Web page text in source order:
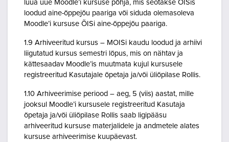
luua uue Moodle’i kursuse põhja, mis seotakse ÕISis
loodud aine-õppejõu paariga või siduda olemasoleva
Moodle’i kursuse ÕISi aine-õppejõu paariga.
1.9 Arhiveeritud kursus – MOISi kaudu loodud ja arhiivi
liigutatud kursus semestri lõpus, mis on nähtav ja
kättesaadav Moodle’is muutmata kujul kursusele
registreeritud Kasutajale õpetaja ja/või üliõpilase Rollis.
1.10 Arhiveerimise periood – aeg, 5 (viis) aastat, mille
jooksul Moodle’i kursusele registreeritud Kasutaja
õpetaja ja/või üliõpilase Rollis saab ligipääsu
arhiveeritud kursuse materjalidele ja andmetele alates
kursuse arhiveerimise kuupäevast.